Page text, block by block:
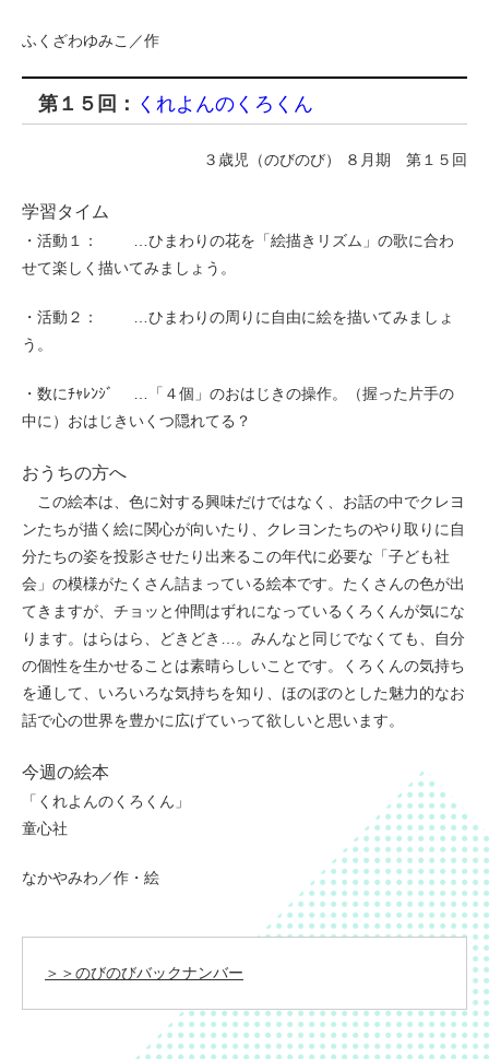
ふくざわゆみこ／作
第１５回： くれよんのくろくん
３歳児（のびのび） ８月期 第１５回
学習タイム
・活動１： …ひまわりの花を「絵描きリズム」の歌に合わ
せて楽しく描いてみましょう。
・活動２： …ひまわりの周りに自由に絵を描いてみましょ
う。
・数にﾁｬﾚﾝｼﾞ …「４個」のおはじきの操作。（握った片手の
中に）おはじきいくつ隠れてる？
おうちの方へ
この絵本は、色に対する興味だけではなく、お話の中でクレヨ
ンたちが描く絵に関心が向いたり、クレヨンたちのやり取りに自
分たちの姿を投影させたり出来るこの年代に必要な「子ども社
会」の模様がたくさん詰まっている絵本です。たくさんの色が出
てきますが、チョッと仲間はずれになっているくろくんが気にな
ります。はらはら、どきどき…。みんなと同じでなくても、自分
の個性を生かせることは素晴らしいことです。くろくんの気持ち
を通して、いろいろな気持ちを知り、ほのぼのとした魅力的なお
話で心の世界を豊かに広げていって欲しいと思います。
今週の絵本
「くれよんのくろくん」
童心社
なかやみわ／作・絵
＞＞のびのびバックナンバー